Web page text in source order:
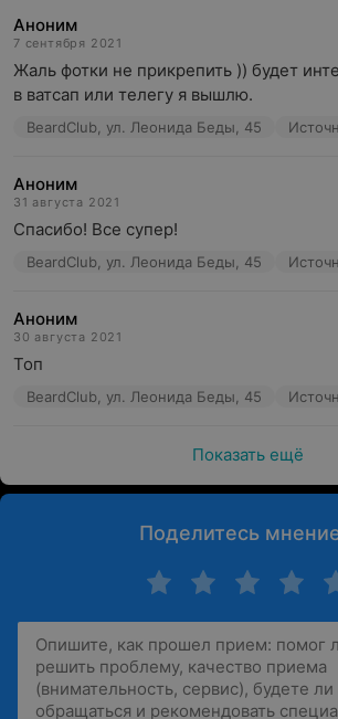
Аноним
7 сентября 2021
Жаль фотки не прикрепить )) будет
в ватсап или телегу я вышлю.
BeardClub, ул. Леонида Беды, 45
Аноним
31 августа 2021
Спасибо! Все супер!
BeardClub, ул. Леонида Беды, 45
Аноним
30 августа 2021
Топ
BeardClub, ул. Леонида Беды, 45
Показать ещё
Поделитесь